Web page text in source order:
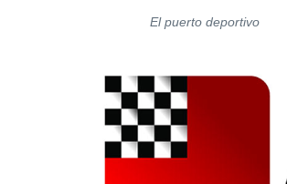
El puerto deportivo